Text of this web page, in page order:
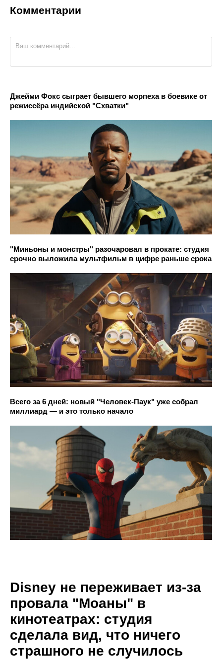
Комментарии
Джейми Фокс сыграет бывшего морпеха в боевике от
режиссёра индийской "Схватки"
"Миньоны и монстры" разочаровал в прокате: студия
срочно выложила мультфильм в цифре раньше срока
Всего за 6 дней: новый "Человек-Паук" уже собрал
миллиард — и это только начало
Disney не переживает из-за
провала "Моаны" в
кинотеатрах: студия
сделала вид, что ничего
страшного не случилось